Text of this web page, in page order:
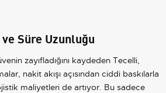
Süre Uzunluğu
zayıfladığını kaydeden Tecelli,
nakit akışı açısından ciddi baskılarla
maliyetleri de artıyor. Bu sadece